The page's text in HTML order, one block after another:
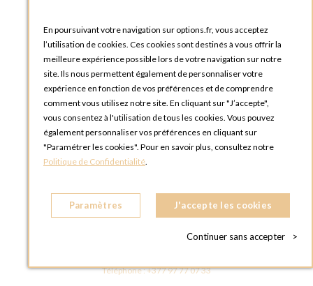
OPTIONS ROUEN
Rue du Clos Tellier
76800 Saint-Etienne-du-Rouvray
FRANCE
Téléphone :+33 2 35 08 38 53
OPTIONS TOULOUSE
6 rue Gaye Marie, ZAC de Saint-Martin du Touch
31300 Toulouse
FRANCE
OPTIONS MC
Téléphone :+377 97 77 07 33
En poursuivant votre navigation sur options.fr, vous acceptez
l’utilisation de cookies. Ces cookies sont destinés à vous offrir la
meilleure expérience possible lors de votre navigation sur notre
site. Ils nous permettent également de personnaliser votre
expérience en fonction de vos préférences et de comprendre
comment vous utilisez notre site. En cliquant sur "J’accepte",
vous consentez à l'utilisation de tous les cookies. Vous pouvez
également personnaliser vos préférences en cliquant sur
"Paramétrer les cookies". Pour en savoir plus, consultez notre
Politique de Confidentialité.
Paramètres J'accepte les cookies
Continuer sans accepter >